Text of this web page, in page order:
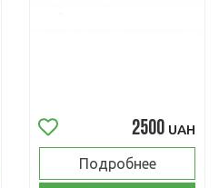
2500 UAH
Подробнее